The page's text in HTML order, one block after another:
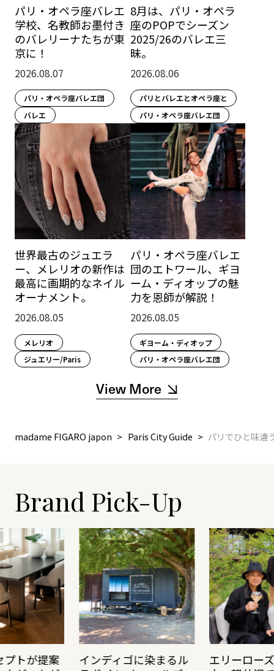
パリ・オペラ座バレエ
学校、名教師お墨付き
のバレリーナたちが東
京に！
2026.08.07
パリ・オペラ座バレエ団
バレエ
8月は、パリ・オペラ
座のPOPでシーズン
2025/26のバレエ三
昧。
2026.08.06
パリとバレエとオペラ座と
パリ・オペラ座バレエ団
世界最古のジュエラ
ー、メレリオの新作は
最高に画期的なネイル
オーナメント。
2026.08.05
メレリオ
ジュエリー/Paris
パリ・オペラ座バレエ
団のエトワール、ギヨ
ーム・ディオップの魅
力を恩師が解説！
2026.08.05
ギヨーム・ディオップ
パリ・オペラ座バレエ団
View More
madame FIGARO japon Paris City Guide パリでひと味違
Brand Pick-Up
プトが提案
インディゴに染まるル
エリーロー